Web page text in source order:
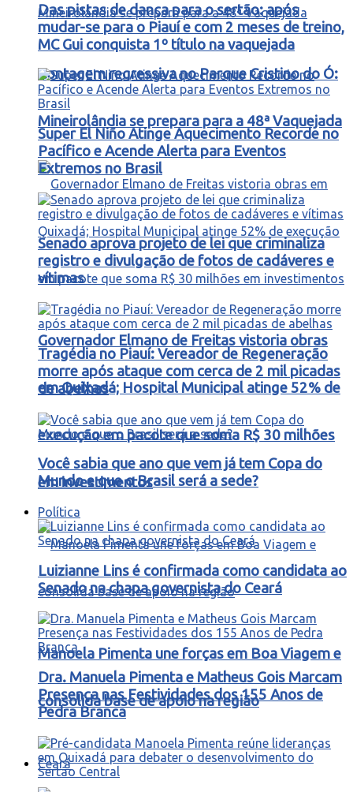
Contagem regressiva no Parque Cristino do Ó:
Mineirolândia se prepara para a 48ª Vaquejada
Governador Elmano de Freitas vistoria obras
em Quixadá; Hospital Municipal atinge 52% de
execução em pacote que soma R$ 30 milhões
em investimentos
Manoela Pimenta une forças em Boa Viagem e
consolida base de apoio na região
Ceará
Das pistas de dança para o sertão: após
mudar-se para o Piauí e com 2 meses de treino,
MC Gui conquista 1º título na vaquejada
Super El Niño Atinge Aquecimento Recorde no
Pacífico e Acende Alerta para Eventos
Extremos no Brasil
Senado aprova projeto de lei que criminaliza
registro e divulgação de fotos de cadáveres e
vítimas
Tragédia no Piauí: Vereador de Regeneração
morre após ataque com cerca de 2 mil picadas
de abelhas
Você sabia que ano que vem já tem Copa do
Mundo e que o Brasil será a sede?
Política
Luizianne Lins é confirmada como candidata ao
Senado na chapa governista do Ceará
Dra. Manuela Pimenta e Matheus Gois Marcam
Presença nas Festividades dos 155 Anos de
Pedra Branca